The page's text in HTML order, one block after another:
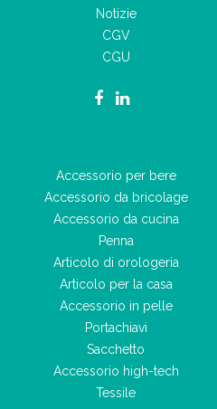
Notizie
CGV
CGU
Accessorio per bere
Accessorio da bricolage
Accessorio da cucina
Penna
Articolo di orologeria
Articolo per la casa
Accessorio in pelle
Portachiavi
Sacchetto
Accessorio high-tech
Tessile